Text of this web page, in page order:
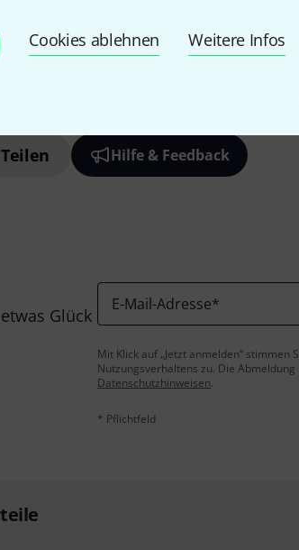
Cookies ablehnen Weitere Infos
Teilen Hilfe & Feedback
Glück
E-Mail-Adresse*
Mit Klick auf „Jetzt anmelden“
Nutzungsverhaltens zu. Die
Datenschutzhinweisen.
* Pflichtfeld